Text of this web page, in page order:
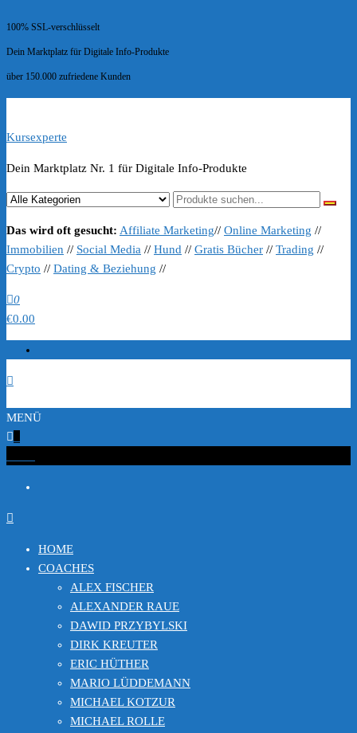
100% SSL-verschlüsselt
Dein Marktplatz für Digitale Info-Produkte
über 150.000 zufriedene Kunden
Kursexperte
Dein Marktplatz Nr. 1 für Digitale Info-Produkte
Das wird oft gesucht: Affiliate Marketing// Online Marketing //
Immobilien // Social Media // Hund // Gratis Bücher // Trading //
Crypto // Dating & Beziehung //
0
€0.00
MENÜ
HOME
COACHES
ALEX FISCHER
ALEXANDER RAUE
DAWID PRZYBYLSKI
DIRK KREUTER
ERIC HÜTHER
MARIO LÜDDEMANN
MICHAEL KOTZUR
MICHAEL ROLLE